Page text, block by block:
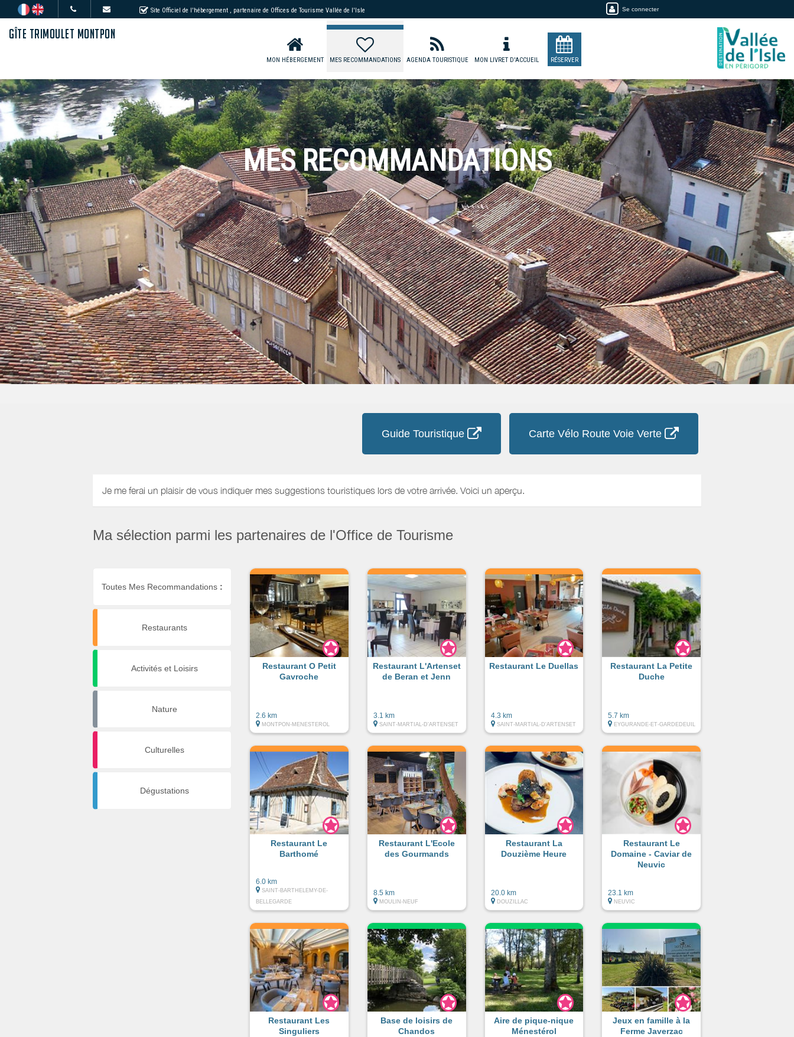
Site Officiel de l'hébergement , partenaire de Offices de Tourisme Vallée de l'Isle Se connecter
GÎTE TRIMOULET MONTPON
MON HÉBERGEMENT MES RECOMMANDATIONS AGENDA TOURISTIQUE MON LIVRET D'ACCUEIL RÉSERVER
MES RECOMMANDATIONS
Guide Touristique Carte Vélo Route Voie Verte
Je me ferai un plaisir de vous indiquer mes suggestions touristiques lors de votre arrivée. Voici un aperçu.
Ma sélection parmi les partenaires de l'Office de Tourisme
Toutes Mes Recommandations :
Restaurants
Activités et Loisirs
Nature
Culturelles
Dégustations
Restaurant O Petit
Gavroche
2.6 km
MONTPON-MENESTEROL
Restaurant L'Artenset
de Beran et Jenn
3.1 km
SAINT-MARTIAL-D'ARTENSET
Restaurant Le Duellas
4.3 km
SAINT-MARTIAL-D'ARTENSET
Restaurant La Petite
Duche
5.7 km
EYGURANDE-ET-GARDEDEUIL
Restaurant Le
Barthomé
6.0 km
SAINT-BARTHELEMY-DE-
BELLEGARDE
Restaurant L'Ecole
des Gourmands
8.5 km
MOULIN-NEUF
Restaurant La
Douzième Heure
20.0 km
DOUZILLAC
Restaurant Le
Domaine - Caviar de
Neuvic
23.1 km
NEUVIC
Restaurant Les
Singuliers
Base de loisirs de
Chandos
Aire de pique-nique
Ménestérol
Jeux en famille à la
Ferme Javerzac